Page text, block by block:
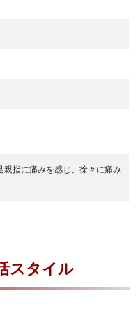
親指に痛みを感じ、徐々に痛み
スタイル